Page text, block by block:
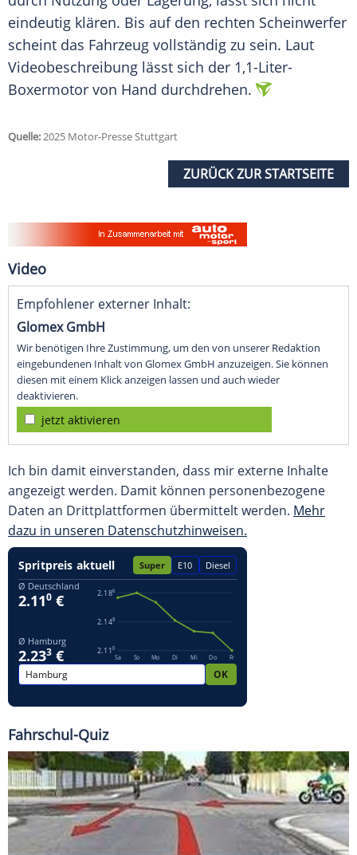
eindeutig klären. Bis auf den rechten Scheinwerfer
scheint das Fahrzeug vollständig zu sein. Laut
Videobeschreibung lässt sich der 1,1-Liter-
Boxermotor von Hand durchdrehen.
Quelle:2025 Motor-Presse Stuttgart
ZURÜCK ZUR STARTSEITE
Video
Empfohlener externer Inhalt:
Glomex GmbH
Wir benötigen Ihre Zustimmung, um den von unserer Redaktion
eingebundenen Inhalt von Glomex GmbH anzuzeigen. Sie können
diesen mit einem Klick anzeigen lassen und auch wieder
deaktivieren.
jetzt aktivieren
Ich bin damit einverstanden, dass mir externe Inhalte
angezeigt werden. Damit können personenbezogene
Daten an Drittplattformen übermittelt werden. Mehr
dazu in unseren Datenschutzhinweisen.
Fahrschul-Quiz